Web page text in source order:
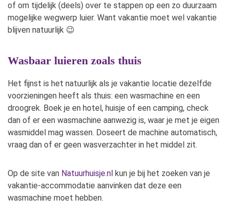
of om tijdelijk (deels) over te stappen op een zo duurzaam
mogelijke wegwerp luier. Want vakantie moet wel vakantie
blijven natuurlijk 😉
Wasbaar luieren zoals thuis
Het fijnst is het natuurlijk als je vakantie locatie dezelfde
voorzieningen heeft als thuis: een wasmachine en een
droogrek. Boek je en hotel, huisje of een camping, check
dan of er een wasmachine aanwezig is, waar je met je eigen
wasmiddel mag wassen. Doseert de machine automatisch,
vraag dan of er geen wasverzachter in het middel zit.
Op de site van Natuurhuisje.nl kun je bij het zoeken van je
vakantie-accommodatie aanvinken dat deze een
wasmachine moet hebben.